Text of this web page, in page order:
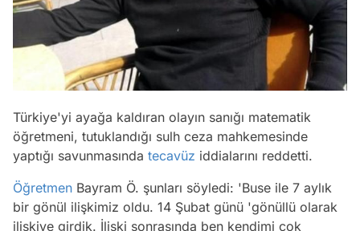
Türkiye'yi ayağa kaldıran olayın sanığı matematik
öğretmeni, tutuklandığı sulh ceza mahkemesinde
yaptığı savunmasında tecavüz iddialarını reddetti.
Öğretmen Bayram Ö. şunları söyledi: 'Buse ile 7 aylık
bir gönül ilişkimiz oldu. 14 Şubat günü 'gönüllü olarak
ilişkiye girdik. İlişki sonrasında ben kendimi çok